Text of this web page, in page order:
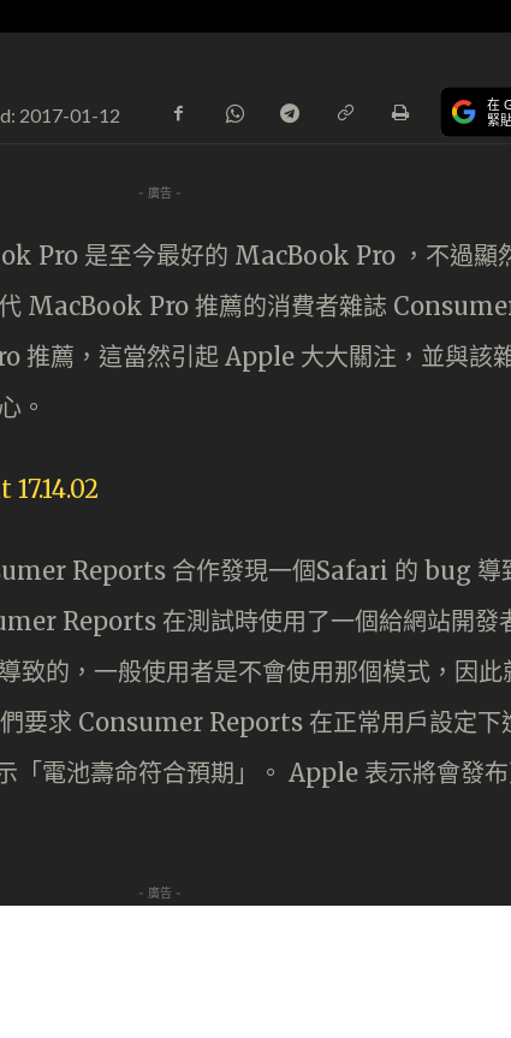
2017-01-12 在
緊
- 廣告 -
Pro 是至今最好的 MacBook Pro ，不過顯
MacBook Pro 推薦的消費者雜誌
推薦，這當然引起 Apple 大大關注，並與該
。
Reports 合作發現一個Safari 的 bug 導
Reports 在測試時使用了一個給網站開發
致的，一般使用者是不會使用那個模式，因此
要求 Consumer Reports 在正常用戶設定下
電池壽命符合預期」。 Apple 表示將會發
- 廣告 -